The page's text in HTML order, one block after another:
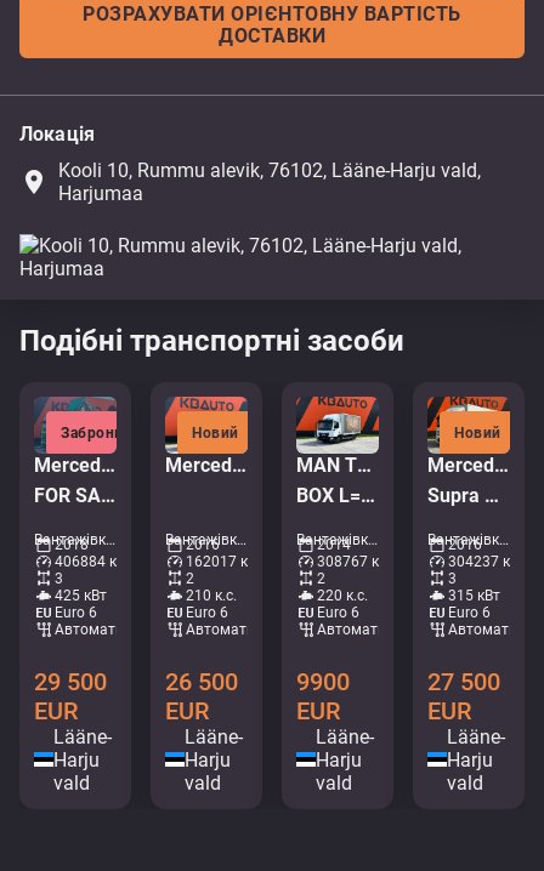
РОЗРАХУВАТИ ОРІЄНТОВНУ ВАРТІСТЬ
ДОСТАВКИ
Локація
place
Kooli 10, Rummu alevik, 76102, Lääne-Harju vald,
Harjumaa
Подібні транспортні засоби
Заброньовано
Mercedes-Benz Actros 2658 6x4
FOR SALE AS CHASSIS / RETARDER / CHASSIS L=6600 mm
Вантажівки - Шасі • M435-3734
2018
406884 км
3
425 кВт
Euro 6
Автоматичний
29 500
EUR
Lääne-
Harju
vald
Новий
Mercedes-Benz Atego 1221 4x2
Вантажівки - Короб • M299-0946
2016
162017 км
2
210 к.с.
Euro 6
Автоматичний
26 500
EUR
Lääne-
Harju
vald
MAN TGL 8.220 4x2
BOX L=4958 mm
Вантажівки - Короб • M607-6068
2014
308767 км
2
220 к.с.
Euro 6
Автоматичний
9900
EUR
Lääne-
Harju
vald
Новий
Mercedes-Benz Antos 2543 6x2*4
Supra Mt / box L=8520 mm
Вантажівки - Холодильник • M375-5636
2016
304237 км
3
315 кВт
Euro 6
27 500
EUR
Lääne-
Harju
vald